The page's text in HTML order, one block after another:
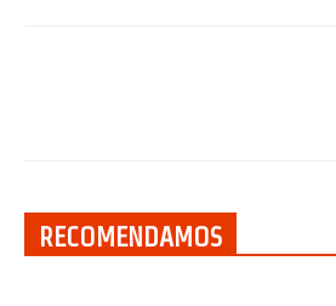
RECOMENDAMOS